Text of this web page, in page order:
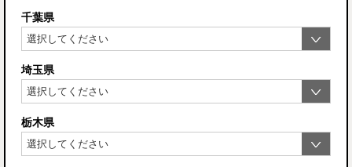
千葉県
埼玉県
栃木県